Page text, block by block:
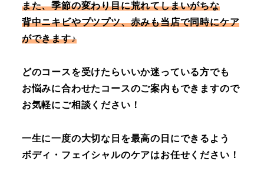
また、季節の変わり目に荒れてしまいがちな
背中ニキビやプツプツ、赤みも当店で同時にケア
ができます♪
どのコースを受けたらいいか迷っている方でも
お悩みに合わせたコースのご案内もできますので
お気軽にご相談ください！
一生に一度の大切な日を最高の日にできるよう
ボディ・フェイシャルのケアはお任せください！